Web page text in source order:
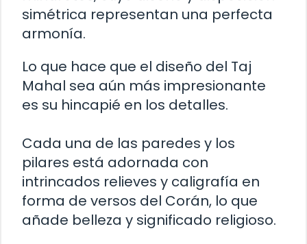
simétrica representan una perfecta
armonía.
Lo que hace que el diseño del Taj
Mahal sea aún más impresionante
es su hincapié en los detalles.
Cada una de las paredes y los
pilares está adornada con
intrincados relieves y caligrafía en
forma de versos del Corán, lo que
añade belleza y significado religioso.